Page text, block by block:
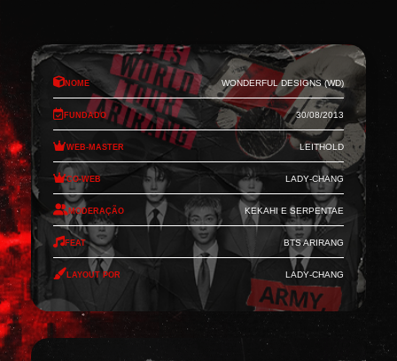
Nome Wonderful Designs (WD)
Fundado 30/08/2013
Web-Master Leithold
Co-Web Lady-Chang
Moderação Kekahi e Serpentae
Feat BTS Arirang
Layout por Lady-Chang